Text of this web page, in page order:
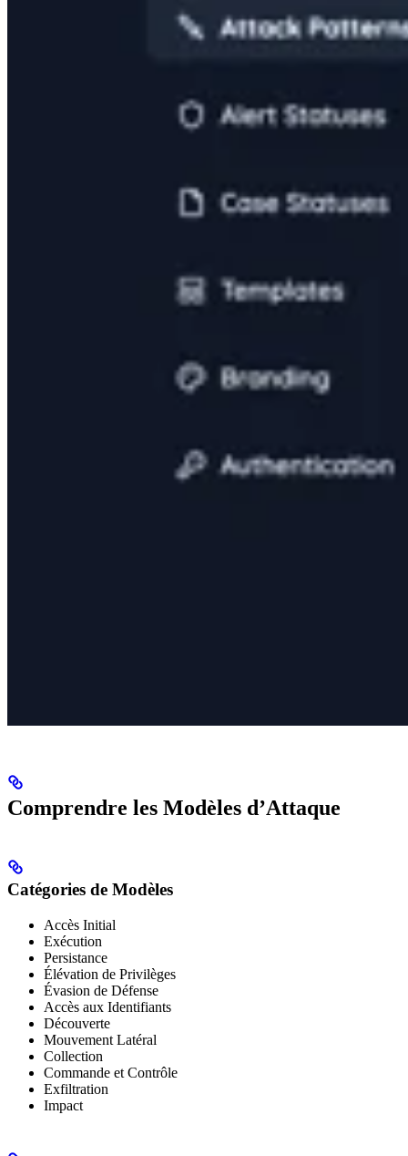
Comprendre les Modèles d’Attaque
Catégories de Modèles
Accès Initial
Exécution
Persistance
Élévation de Privilèges
Évasion de Défense
Accès aux Identifiants
Découverte
Mouvement Latéral
Collection
Commande et Contrôle
Exfiltration
Impact